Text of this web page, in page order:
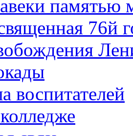
памятью
76й
воспитателей